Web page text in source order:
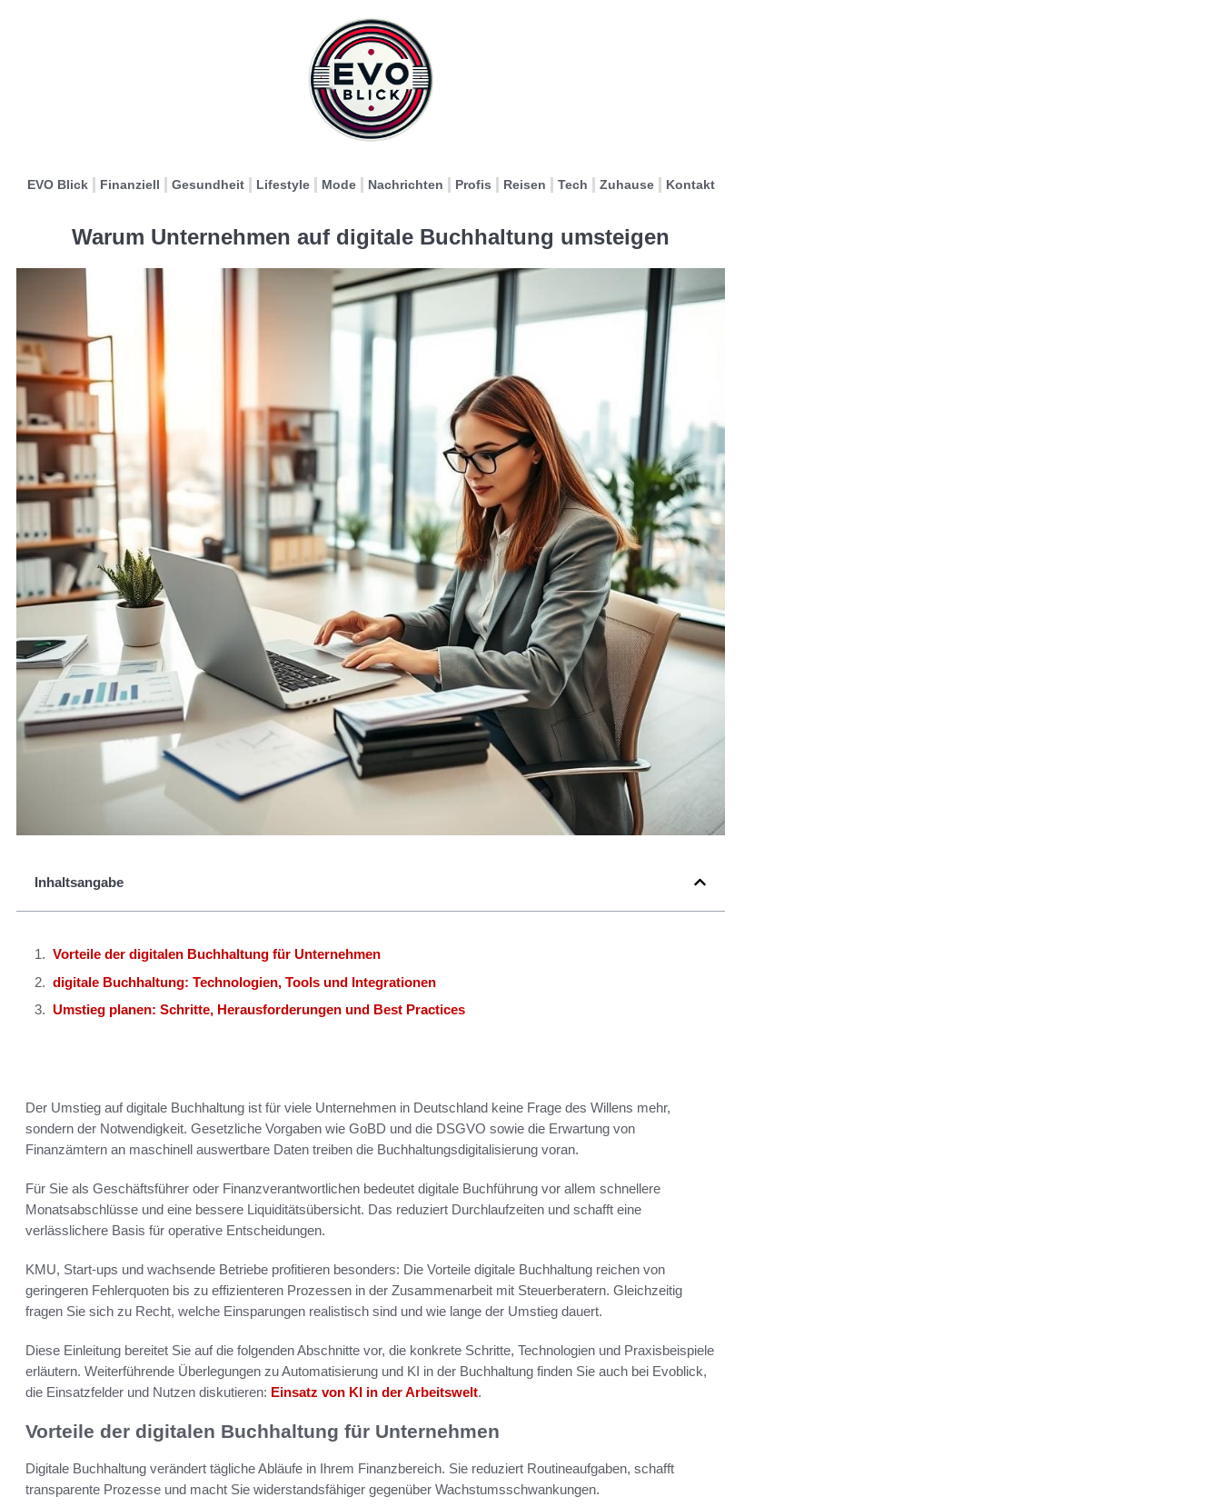
EVO Blick Finanziell Gesundheit Lifestyle Mode Nachrichten Profis Reisen Tech Zuhause Kontakt
Warum Unternehmen auf digitale Buchhaltung umsteigen
Inhaltsangabe
Vorteile der digitalen Buchhaltung für Unternehmen
digitale Buchhaltung: Technologien, Tools und Integrationen
Umstieg planen: Schritte, Herausforderungen und Best Practices
Der Umstieg auf digitale Buchhaltung ist für viele Unternehmen in Deutschland keine Frage des Willens mehr,
sondern der Notwendigkeit. Gesetzliche Vorgaben wie GoBD und die DSGVO sowie die Erwartung von
Finanzämtern an maschinell auswertbare Daten treiben die Buchhaltungsdigitalisierung voran.
Für Sie als Geschäftsführer oder Finanzverantwortlichen bedeutet digitale Buchführung vor allem schnellere
Monatsabschlüsse und eine bessere Liquiditätsübersicht. Das reduziert Durchlaufzeiten und schafft eine
verlässlichere Basis für operative Entscheidungen.
KMU, Start-ups und wachsende Betriebe profitieren besonders: Die Vorteile digitale Buchhaltung reichen von
geringeren Fehlerquoten bis zu effizienteren Prozessen in der Zusammenarbeit mit Steuerberatern. Gleichzeitig
fragen Sie sich zu Recht, welche Einsparungen realistisch sind und wie lange der Umstieg dauert.
Diese Einleitung bereitet Sie auf die folgenden Abschnitte vor, die konkrete Schritte, Technologien und Praxisbeispiele
erläutern. Weiterführende Überlegungen zu Automatisierung und KI in der Buchhaltung finden Sie auch bei Evoblick,
die Einsatzfelder und Nutzen diskutieren: Einsatz von KI in der Arbeitswelt.
Vorteile der digitalen Buchhaltung für Unternehmen
Digitale Buchhaltung verändert tägliche Abläufe in Ihrem Finanzbereich. Sie reduziert Routineaufgaben, schafft
transparente Prozesse und macht Sie widerstandsfähiger gegenüber Wachstumsschwankungen.